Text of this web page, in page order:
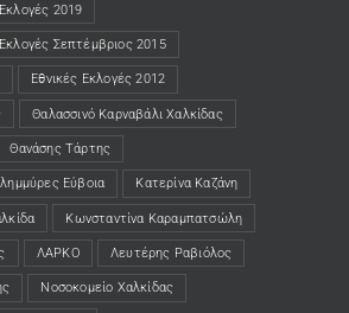
2019
Σεπτέμβριος 2015
Εθνικές Εκλογές 2012
Θαλασσινό Καρναβάλι Χαλκίδας
Θανάσης Τάρτης
Εύβοια Κατερίνα Καζάνη
Κωνσταντίνα Καραμπατσώλη
ΛΑΡΚΟ Λευτέρης Ραβιόλος
Νοσοκομείο Χαλκίδας